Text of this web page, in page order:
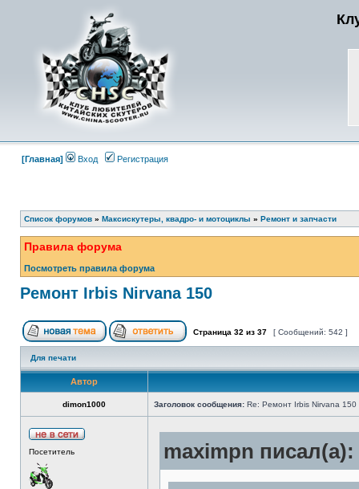
[Главная] Вход Регистрация
Список форумов » Максискутеры, квадро- и мотоциклы » Ремонт и запчасти
Правила форума
Посмотреть правила форума
Ремонт Irbis Nirvana 150
Страница 32 из 37 [ Сообщений: 542 ]
Для печати
Автор
dimon1000 Заголовок сообщения: Re: Ремонт Irbis Nirvana 150
Посетитель maximpn писал(а):